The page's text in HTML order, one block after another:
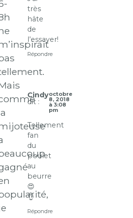
très
hâte
de
l’essayer!
Répondre
Cindy
dit :
octobre
8, 2018
à 3:08
pm
Tellement
fan
du
poulet
au
beurre
😍
👌
Répondre